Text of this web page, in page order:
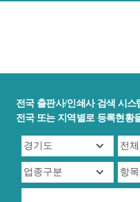
전국 출판사/인쇄사 검색 시스
전국 또는 지역별로 등록현황